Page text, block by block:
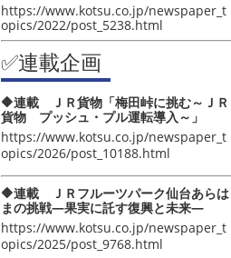
https://www.kotsu.co.jp/newspaper_t
opics/2022/post_5238.html
✅連載企画
🔶連載 ＪＲ貨物「梅田峠に挑む～ＪＲ
貨物 プッシュ・プル運転導入～」
https://www.kotsu.co.jp/newspaper_t
opics/2026/post_10188.html
🔶連載 ＪＲフルーツパーク仙台あらは
まの挑戦―果実に託す復興と未来―
https://www.kotsu.co.jp/newspaper_t
opics/2025/post_9768.html